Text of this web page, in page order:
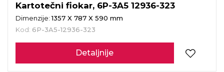
Kartotečni fiokar, 6P-3A5 12936-323
Dimenzije:1357 X 787 X 590 mm
Kod: 6P-3A5-12936-323
Detaljnije